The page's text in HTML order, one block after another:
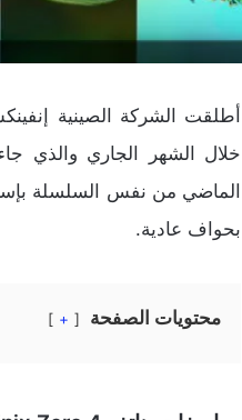
بحواف عادية.
محتويات الصفحة +